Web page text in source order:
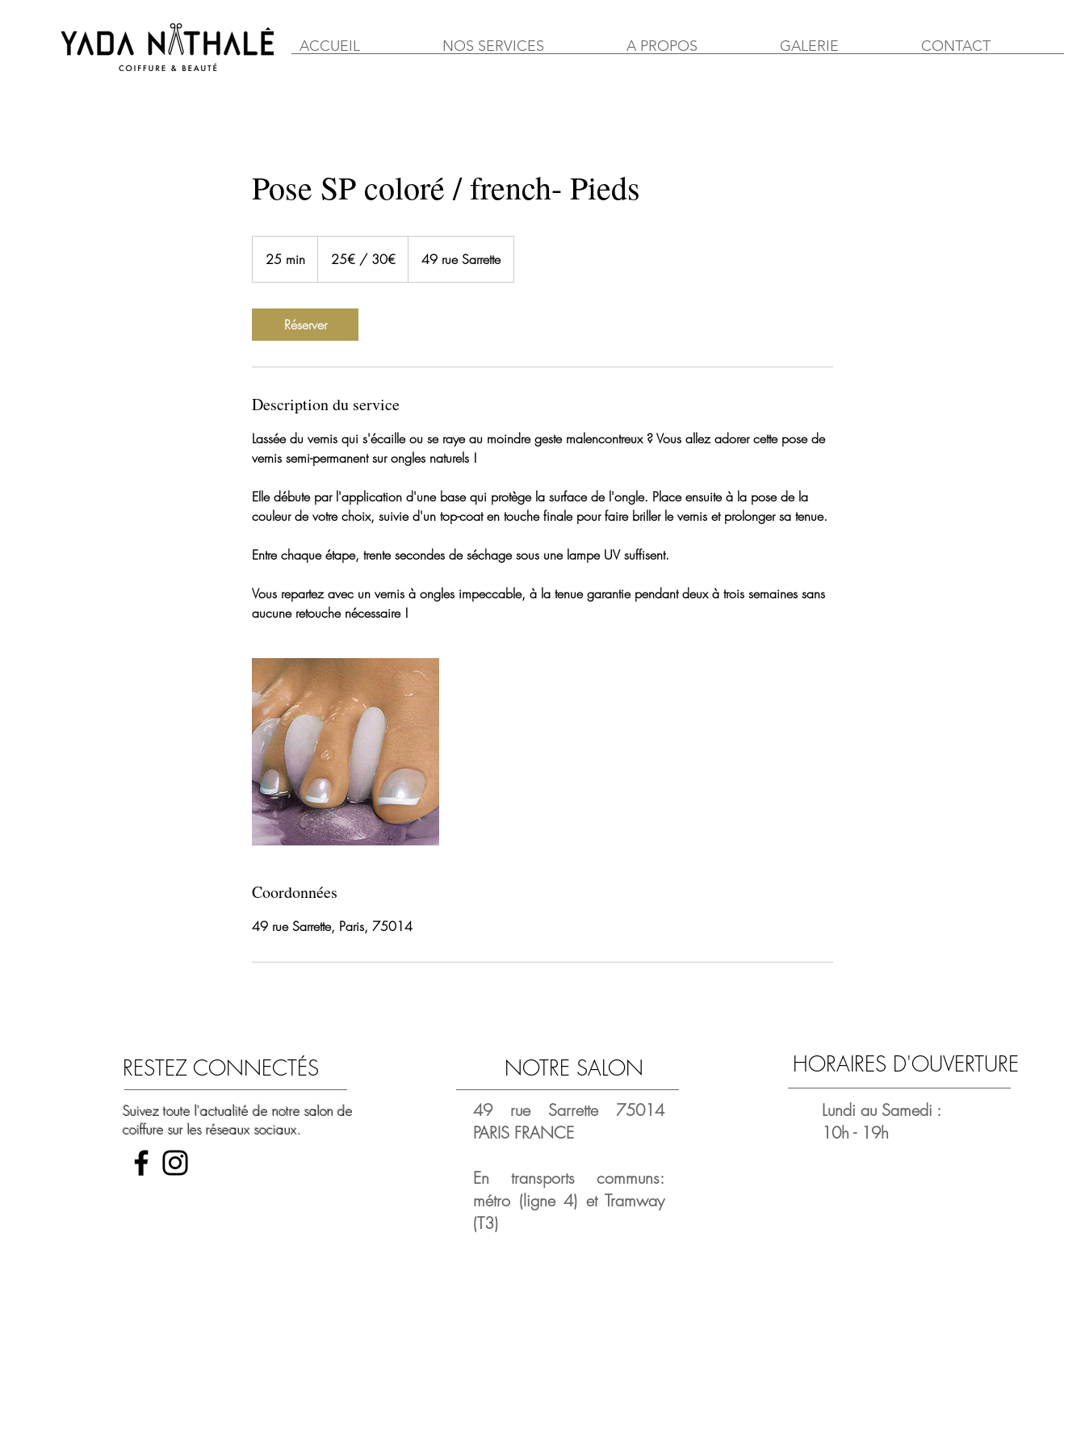
ACCUEIL NOS SERVICES A PROPOS GALERIE CONTACT
Pose SP coloré / french- Pieds
25 min
5
n
30€25€ / 30€ 49 rue Sarrette
Réserver
Description du service
Lassée du vernis qui s'écaille ou se raye au moindre geste malencontreux ? Vous allez adorer cette pose de
vernis semi-permanent sur ongles naturels !
Elle débute par l'application d'une base qui protège la surface de l'ongle. Place ensuite à la pose de la
couleur de votre choix, suivie d'un top-coat en touche finale pour faire briller le vernis et prolonger sa tenue.
Entre chaque étape, trente secondes de séchage sous une lampe UV suffisent.
Vous repartez avec un vernis à ongles impeccable, à la tenue garantie pendant deux à trois semaines sans
aucune retouche nécessaire !
Coordonnées
49 rue Sarrette, Paris, 75014
RESTEZ CONNECTÉS
Suivez toute l'actualité de notre salon de
coiffure sur les réseaux sociaux.
NOTRE SALON
49 rue Sarrette 75014
PARIS FRANCE
En transports communs:
métro (ligne 4) et Tramway
(T3)
HORAIRES D'OUVERTURE
Lundi au Samedi :
10h - 19h